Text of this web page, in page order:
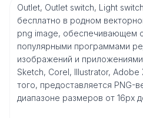
Outlet, Outlet switch, Light
бесплатно в родном
png image, обеспечивающем
популярными программами
изображений и
Sketch, Corel, Illustrator, Adobe
того, предоставляется PNG-
диапазоне размеров от 16px